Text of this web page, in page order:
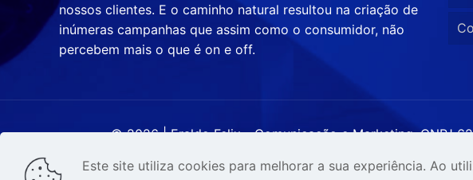
nossos clientes. E o caminho natural resultou na criação de
inúmeras campanhas que assim como o consumidor, não
percebem mais o que é on e off.
© 2026 | Eraldo Felix - Comunicação e Marketing. CNPJ
Este site utiliza cookies para melhorar a sua experiência. Ao